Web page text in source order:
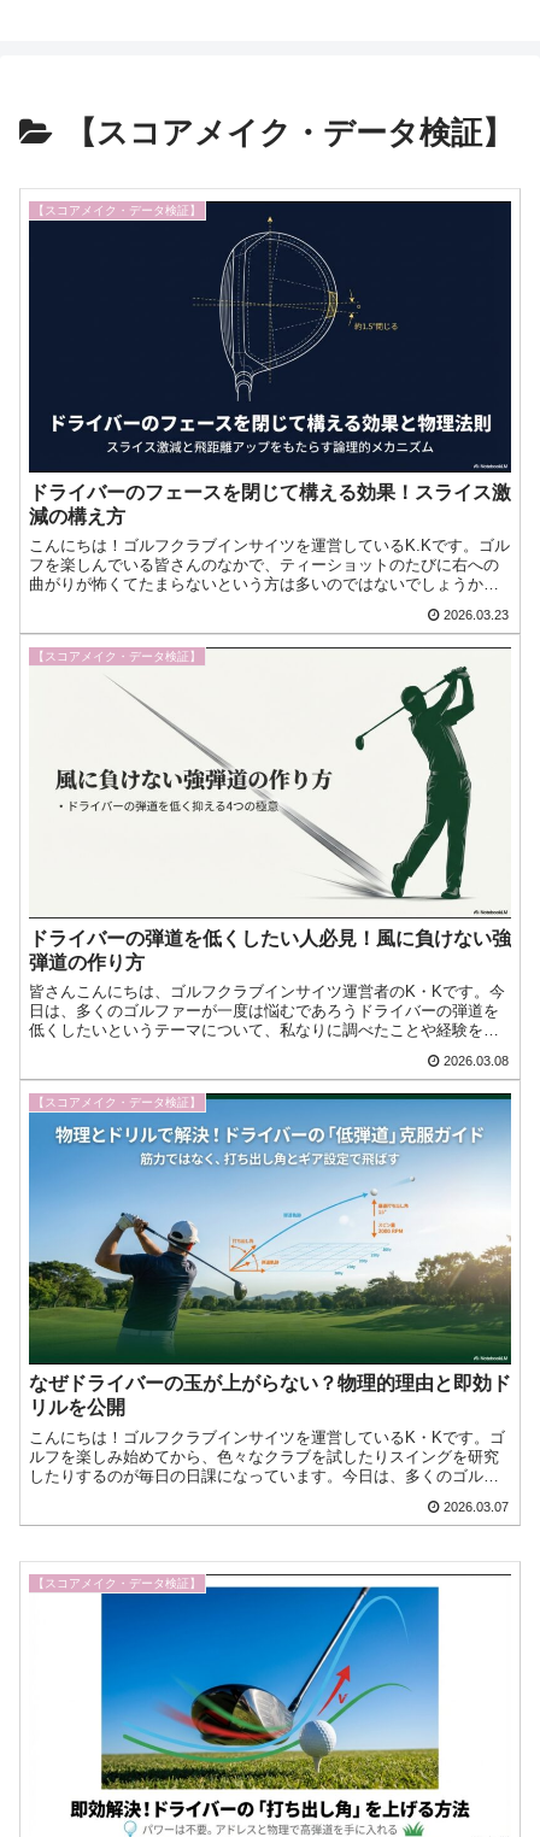
【スコアメイク・データ検証】
【スコアメイク・データ検証】
ドライバーのフェースを閉じて構える効果！スライス激
減の構え方
こんにちは！ゴルフクラブインサイツを運営しているK.Kです。ゴル
フを楽しんでいる皆さんのなかで、ティーショットのたびに右への
曲がりが怖くてたまらないという方は多いのではないでしょうか。
もゴルフへの愛が止まらない！『ゴルフクラブインサイツ』ナビゲ
2026.03.23
【スコアメイク・データ検証】
ドライバーの弾道を低くしたい人必見！風に負けない強
弾道の作り方
皆さんこんにちは、ゴルフクラブインサイツ運営者のK・Kです。今
日は、多くのゴルファーが一度は悩むであろうドライバーの弾道を
低くしたいというテーマについて、私なりに調べたことや経験を交
日もゴルフへの愛が止まらない！『ゴルフクラブインサイツ』ナビ
2026.03.08
【スコアメイク・データ検証】
なぜドライバーの玉が上がらない？物理的理由と即効ド
リルを公開
こんにちは！ゴルフクラブインサイツを運営しているK・Kです。ゴ
ルフを楽しみ始めてから、色々なクラブを試したりスイングを研究
したりするのが毎日の日課になっています。今日は、多くのゴルフ
日もゴルフへの愛が止まらない！『ゴルフクラブインサイツ』ナビ
2026.03.07
【スコアメイク・データ検証】